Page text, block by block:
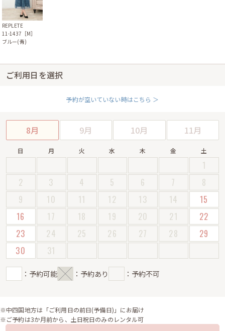
REPLETE
11-1437［M］
ブルー(青)
ご利用日を選択
予約が空いていない時はこちら ＞
8月 9月 10月 11月
日 月 火 水 木 金 土
1
2
3 4 5 6 7
8
9
10 11 12 13 14
15
16
17 18 19 20 21
22
23
24 25 26 27 28
29
30
31
：予約可能 ：予約あり ：予約不可
※中四国地方は「ご利用日の前日(予備日)」にお届け
※ご予約は3か月前から、土日祝日のみのレンタル可